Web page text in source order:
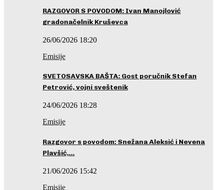
RAZGOVOR S POVODOM: Ivan Manojlović
gradonačelnik Kruševca
26/06/2026 18:20
Emisije
SVETOSAVSKA BAŠTA: Gost poručnik Stefan
Petrović, vojni sveštenik
24/06/2026 18:28
Emisije
Razgovor s povodom: Snežana Aleksić i Nevena
Plavšić,…
21/06/2026 15:42
Emisije